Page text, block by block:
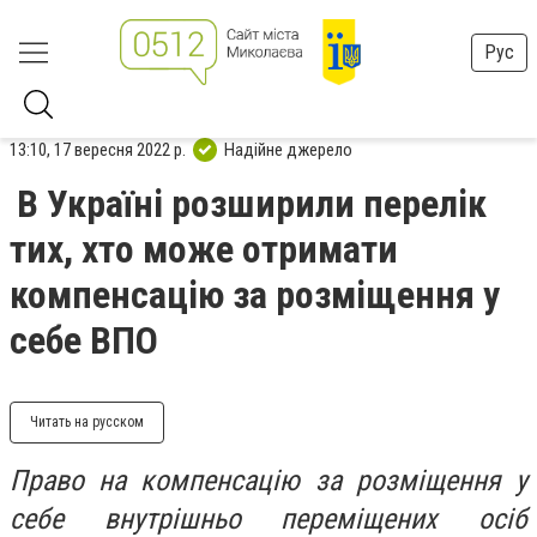
Рус
13:10, 17 вересня 2022 р. Надійне джерело
В Україні розширили перелік
тих, хто може отримати
компенсацію за розміщення у
себе ВПО
Читать на русском
Право на компенсацію за розміщення у
себе внутрішньо переміщених осіб